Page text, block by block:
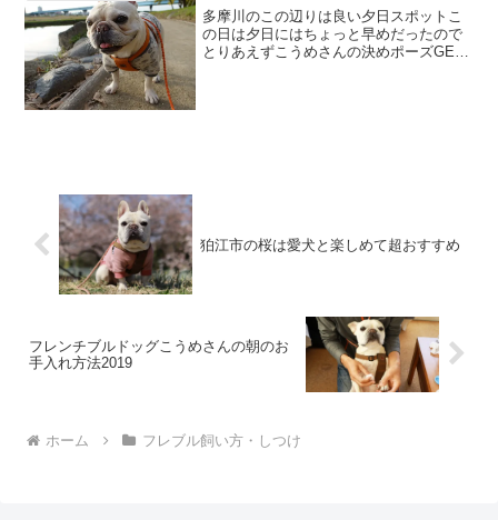
多摩川のこの辺りは良い夕日スポットこ
の日は夕日にはちょっと早めだったので
とりあえずこうめさんの決めポーズGET!
狛江市の桜は愛犬と楽しめて超おすすめ
フレンチブルドッグこうめさんの朝のお
手入れ方法2019
ホーム フレブル飼い方・しつけ